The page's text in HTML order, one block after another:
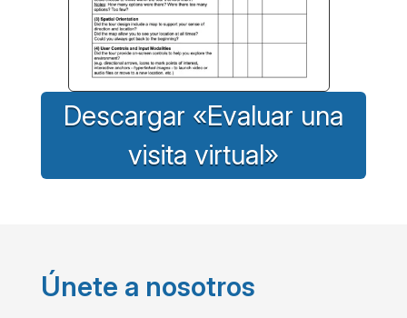
Descargar «Evaluar una
visita virtual»
Únete a nosotros